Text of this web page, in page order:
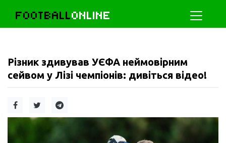
FOOTBALLONLINE
Різник здивував УЄФА неймовірним
сейвом у Лізі чемпіонів: дивіться відео!